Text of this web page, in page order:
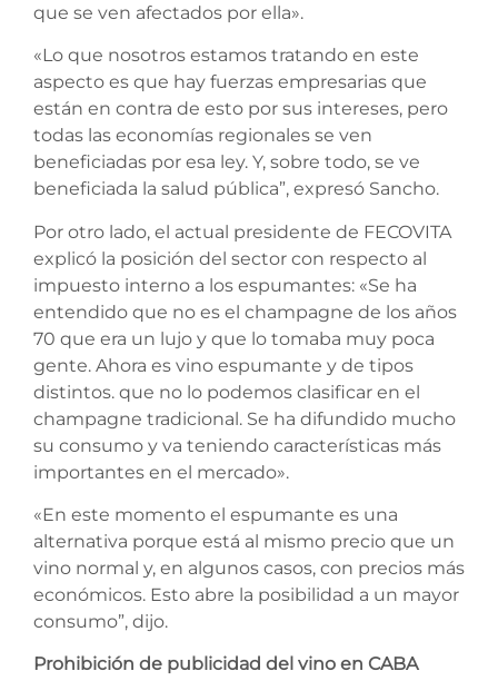
que se ven afectados por ella».
«Lo que nosotros estamos tratando en este
aspecto es que hay fuerzas empresarias que
están en contra de esto por sus intereses, pero
todas las economías regionales se ven
beneficiadas por esa ley. Y, sobre todo, se ve
beneficiada la salud pública”, expresó Sancho.
Por otro lado, el actual presidente de FECOVITA
explicó la posición del sector con respecto al
impuesto interno a los espumantes: «Se ha
entendido que no es el champagne de los años
70 que era un lujo y que lo tomaba muy poca
gente. Ahora es vino espumante y de tipos
distintos. que no lo podemos clasificar en el
champagne tradicional. Se ha difundido mucho
su consumo y va teniendo características más
importantes en el mercado».
«En este momento el espumante es una
alternativa porque está al mismo precio que un
vino normal y, en algunos casos, con precios más
económicos. Esto abre la posibilidad a un mayor
consumo”, dijo.
Prohibición de publicidad del vino en CABA